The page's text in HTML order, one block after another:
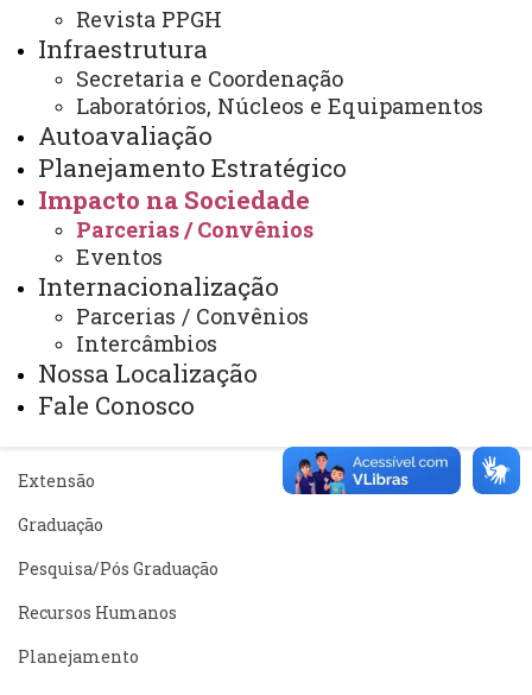
Revista PPGH
Infraestrutura
Secretaria e Coordenação
Laboratórios, Núcleos e Equipamentos
Autoavaliação
Planejamento Estratégico
Impacto na Sociedade
Parcerias / Convênios
Eventos
Internacionalização
Parcerias / Convênios
Intercâmbios
Nossa Localização
Fale Conosco
Sistemas
Telefones
Webmail
REITORIA
Secretaria Geral
Gabinete Reitoria
Secretaria dos Conselhos Superiores
PRÓ-REITORIAS
Extensão
Graduação
Pesquisa/Pós Graduação
Recursos Humanos
Planejamento